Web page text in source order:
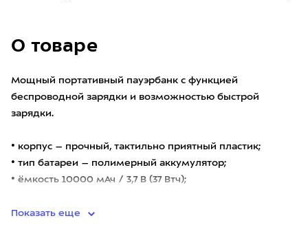
О товаре
Мощный портативный пауэрбанк с функцией
беспроводной зарядки и возможностью быстрой
зарядки.
• корпус – прочный, тактильно приятный пластик;
• тип батареи – полимерный аккумулятор;
• ёмкость 10000 мАч / 3,7 В (37 Втч);
Показать еще